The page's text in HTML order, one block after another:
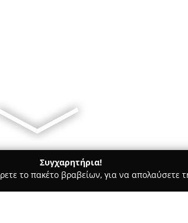
Συγχαρητήρια!
το πακέτο βραβείων, για να απολαύσετε